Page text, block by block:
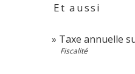
Et aussi
Taxe annuelle
Fiscalité